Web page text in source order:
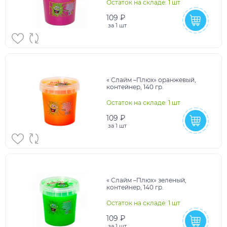
Остаток на складе: 1 шт
109 ₽
за 1 шт
« Слайм –Плюх» оранжевый,
контейнер, 140 гр.
Остаток на складе: 1 шт
109 ₽
за 1 шт
« Слайм –Плюх» зеленый,
контейнер, 140 гр.
Остаток на складе: 1 шт
109 ₽